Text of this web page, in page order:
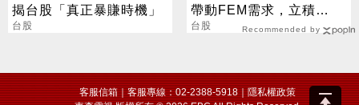
揭台股「真正暴賺時機」
台股
帶動FEM需求，立積
(4968)迎新成長引擎
台股 Recommended by
客服信箱｜客服專線：02-2388-5918｜隱私權政策